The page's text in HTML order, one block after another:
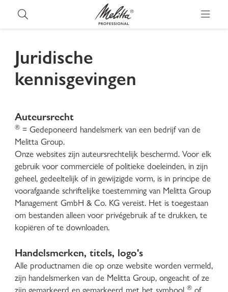
Juridische
kennisgevingen
Auteursrecht
® = Gedeponeerd handelsmerk van een bedrijf van de
Melitta Group.
Onze websites zijn auteursrechtelijk beschermd. Voor elk
gebruik voor commerciële of politieke doeleinden, in zijn
geheel, gedeeltelijk of in gewijzigde vorm, is in principe de
voorafgaande schriftelijke toestemming van Melitta Group
Management GmbH & Co. KG vereist. Het is toegestaan
om bestanden alleen voor privégebruik af te drukken, te
kopiëren of te downloaden.
Handelsmerken, titels, logo's
Alle productnamen die op onze website worden vermeld,
zijn handelsmerken van de Melitta Group, ongeacht of ze
zijn gemarkeerd en gemarkeerd met het symbool ® of